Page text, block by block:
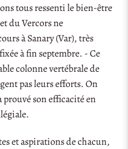
tous ressenti le bien-être
du Vercors ne
à Sanary (Var), très
à fin septembre. - Ce
colonne vertébrale de
pas leurs efforts. On
prouvé son efficacité en
et aspirations de chacun,